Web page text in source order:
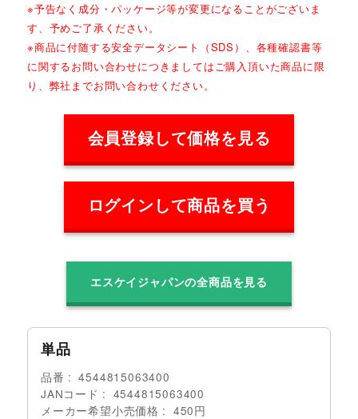
※予告なく成分・パッケージ等が変更になることがございま
す、予めご了承ください。
※商品に付随する安全データシート（SDS）、各種確認書等
に関するお問い合わせにつきましてはご購入頂いた商品に限
り、弊社までお問い合わせください。
会員登録して価格を見る
ログインして商品を買う
エスケイジャパンの全商品を見る
単品
品番
4544815063400
JANコード
4544815063400
メーカー希望小売価格
450円